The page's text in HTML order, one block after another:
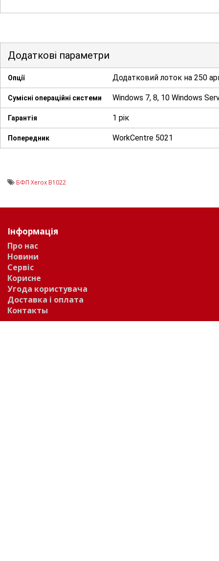
Додаткові параметри
Опції Додатковий лоток на 250
Сумісні операційні системи Windows 7, 8, 10 Windows
Гарантія 1 рік
Попередник WorkCentre 5021
БФП Xerox B1022
Інформація
Про нас
Новини
Сервіс
Корисне
Угода користувача
Доставка і оплата
Контакты